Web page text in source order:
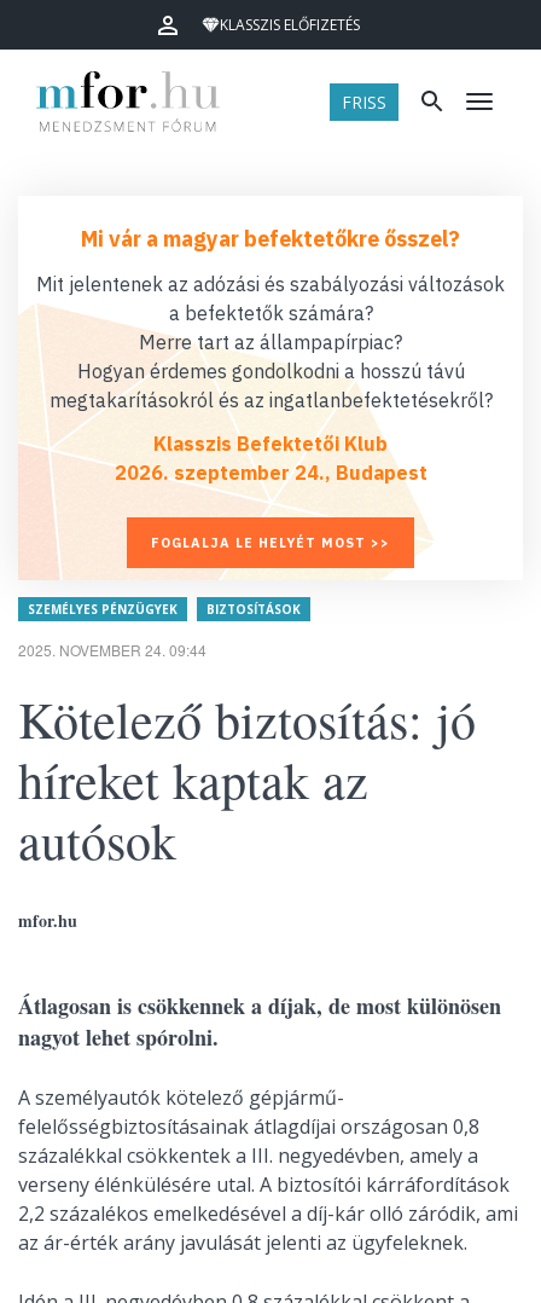
KLASSZIS ELŐFIZETÉS
FRISS Menü
Mi vár a magyar befektetőkre ősszel?
Mit jelentenek az adózási és szabályozási változások
a befektetők számára?
Merre tart az állampapírpiac?
Hogyan érdemes gondolkodni a hosszú távú
megtakarításokról és az ingatlanbefektetésekről?
Klasszis Befektetői Klub
2026. szeptember 24., Budapest
FOGLALJA LE HELYÉT MOST >>
SZEMÉLYES PÉNZÜGYEK BIZTOSÍTÁSOK
2025. NOVEMBER 24. 09:44
Kötelező biztosítás: jó
híreket kaptak az
autósok
mfor.hu
Átlagosan is csökkennek a díjak, de most különösen
nagyot lehet spórolni.
A személyautók kötelező gépjármű-
felelősségbiztosításainak átlagdíjai országosan 0,8
százalékkal csökkentek a III. negyedévben, amely a
verseny élénkülésére utal. A biztosítói kárráfordítások
2,2 százalékos emelkedésével a díj-kár olló záródik, ami
az ár-érték arány javulását jelenti az ügyfeleknek.